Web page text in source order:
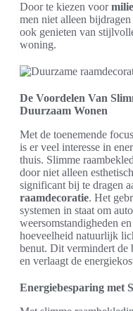
Door te kiezen voor
men niet alleen
ook genieten van
woning.
De Voordelen Van
Duurzaam Wonen
Met de toenemende
is er veel interesse in
thuis. Slimme
door niet alleen
significant bij te dragen
raamdecoratie. Het
systemen in staat om
weersomstandigheden
hoeveelheid natuurlijk
benut. Dit vermindert de
en verlaagt de
Energiebesparing met